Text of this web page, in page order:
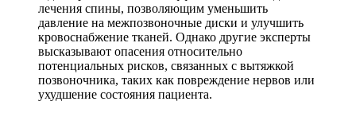
лечения спины, позволяющим уменьшить
давление на межпозвоночные диски и улучшить
кровоснабжение тканей. Однако другие эксперты
высказывают опасения относительно
потенциальных рисков, связанных с вытяжкой
позвоночника, таких как повреждение нервов или
ухудшение состояния пациента.